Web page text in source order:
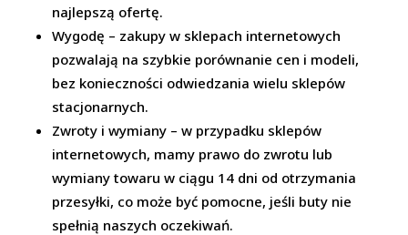
najlepszą ofertę.
Wygodę – zakupy w sklepach internetowych
pozwalają na szybkie porównanie cen i modeli,
bez konieczności odwiedzania wielu sklepów
stacjonarnych.
Zwroty i wymiany – w przypadku sklepów
internetowych, mamy prawo do zwrotu lub
wymiany towaru w ciągu 14 dni od otrzymania
przesyłki, co może być pomocne, jeśli buty nie
spełnią naszych oczekiwań.